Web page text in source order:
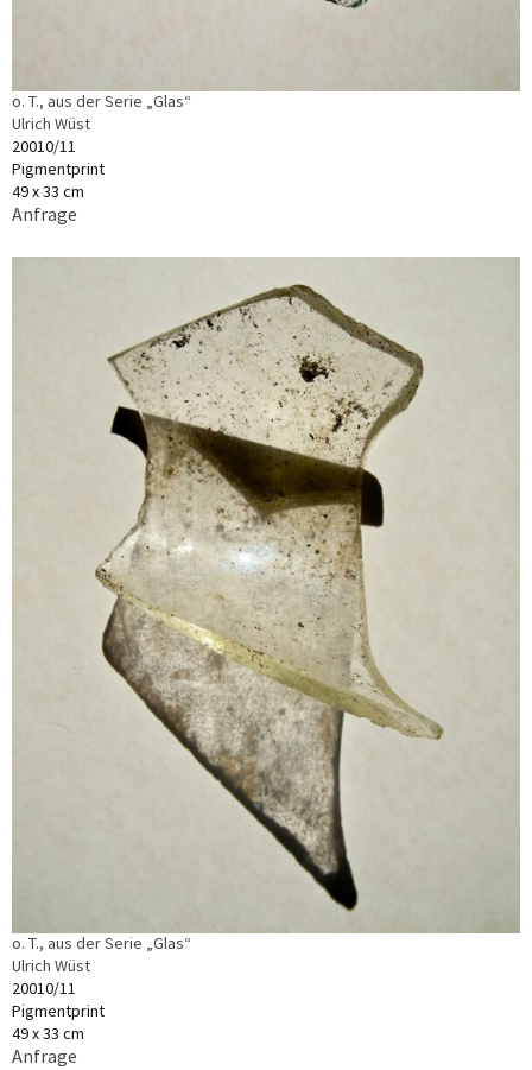
o. T., aus der Serie „Glas“
Ulrich Wüst
20010/11
Pigmentprint
49 x 33 cm
Anfrage
o. T., aus der Serie „Glas“
Ulrich Wüst
20010/11
Pigmentprint
49 x 33 cm
Anfrage